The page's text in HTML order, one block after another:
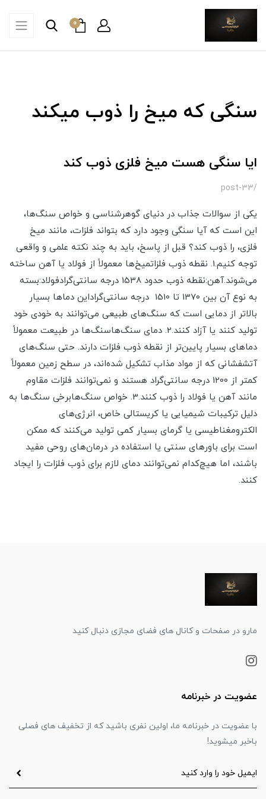
0
سنگی که میخ را ذوب میکند
ایا سنگی هست میخ فلزی ذوب کند
/post-33
یکی از سوالات جذاب در دنیای گوهرشناسی و خواص سنگ‌ها،
این است که آیا سنگی وجود دارد که بتواند فلزات، مانند میخ
فلزی، را ذوب کند؟ قبل از پاسخ، باید به چند نکته علمی و واقعی
توجه کنیم.1. نقطه ذوب فلزاتمیخ‌ها معمولاً از فولاد یا آهن ساخته
می‌شوند.آهن:نقطه ذوب حدود 1538 درجه سانتی‌گرادفولاد:بسته
به نوع آن بین 1370 تا 1510 درجه سانتی‌گراداین دماها بسیار
بالاتر از دمایی است که سنگ‌های طبیعی می‌توانند به خودی خود
تولید کنند یا آزاد کنند.2. دمای سنگ‌هاسنگ‌ها در طبیعت معمولاً
دماهای بسیار پایین‌تر از نقطه ذوب فلزات دارند. حتی سنگ‌های
آتشفشانی که از مواد مذاب تشکیل شده‌اند، در سطح زمین معمولاً
کمتر از 1200 درجه سانتی‌گراد هستند و نمی‌توانند فلزات مقاوم
مانند آهن یا فولاد را ذوب کنند.3. خواص سنگ‌هابرخی سنگ‌ها به
دلیل ترکیبات شیمیایی یا کریستالی خاص، انرژی‌های
الکترومغناطیسی یا گرمای بسیار کمی تولید می‌کنند که ممکن
است برای باورهای سنتی یا استفاده در درمان‌های روحی مفید
باشند، اما هیچ‌کدام نمی‌توانند دمای لازم برای ذوب فلزات را ایجاد
کنند.
مارو در صفحات و کانال های فضای مجازی دنبال کنید
عضویت در خبرنامه
با عضویت در خبرنامه ما، اولین نفری باشید که از تخفیف های فصلی
باخبر میشوید!